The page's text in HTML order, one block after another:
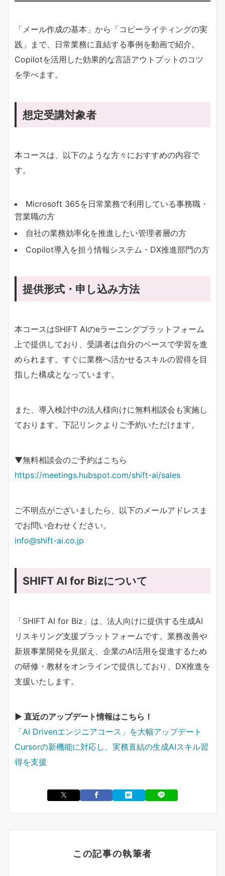
「メール作成の基本」から「コピーライティングの実
践」まで、日常業務に直結する事例を動画で紹介。
Copilotを活用した効果的な言語アウトプットのコツ
を学べます。
想定受講対象者
本コースは、以下のような方々におすすめの内容で
す。
Microsoft 365を日常業務で利用している事務職・
営業職の方
自社の業務効率化を推進したい管理者層の方
Copilot導入を担う情報システム・DX推進部門の方
提供形式・申し込み方法
本コースはSHIFT AIのeラーニングプラットフォーム
上で提供しており、受講者は自分のペースで学習を進
められます。すぐに業務へ活かせるスキルの習得を目
指した構成となっています。
また、導入検討中の法人様向けに無料相談会も実施し
ております。下記リンクよりご予約いただけます。
▼無料相談会のご予約はこちら
https://meetings.hubspot.com/shift-ai/sales
ご不明点がございましたら、以下のメールアドレスま
でお問い合わせください。
info@shift-ai.co.jp
SHIFT AI for Bizについて
「SHIFT AI for Biz」は、法人向けに提供する生成AI
リスキリング支援プラットフォームです。業務改善や
新規事業開発を見据え、企業のAI活用を促進するため
の研修・教材をオンラインで提供しており、DX推進を
支援いたします。
▶︎ 直近のアップデート情報はこちら！
「AI Drivenエンジニアコース」を大幅アップデート
Cursorの新機能に対応し、実務直結の生成AIスキル習
得を支援
この記事の執筆者